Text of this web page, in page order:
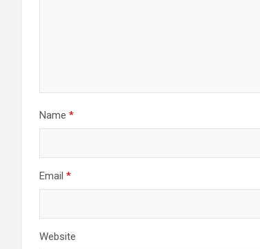
Name *
Email *
Website